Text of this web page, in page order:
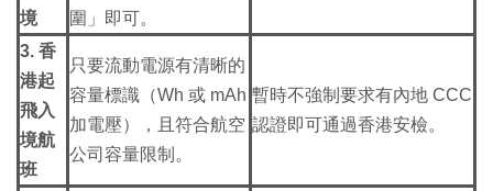
境
圍」即可。
3. 香
港起
飛入
境航
班
只要流動電源有清晰的
容量標識（Wh 或 mAh
加電壓），且符合航空
公司容量限制。
暫時不強制要求有內地 CCC
認證即可通過香港安檢。